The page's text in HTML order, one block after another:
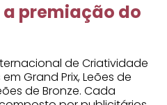
premiação do
de Criatividade
Grand Prix, Leões de
de Bronze. Cada